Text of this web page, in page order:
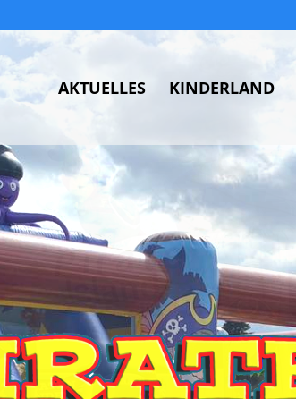
AKTUELLES KINDERLAND